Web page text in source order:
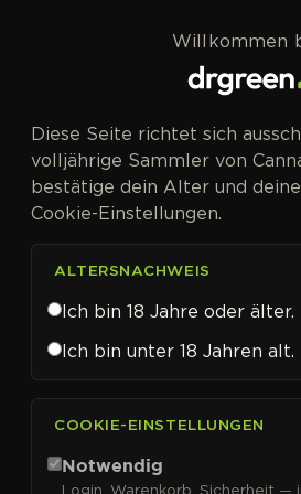
Mephisto
Willkommen
Diese Seite richtet sich
volljährige Sammler von
bestätige dein Alter und
Cookie-Einstellungen.
ALTERSNACHWEIS
Ich bin 18 Jahre oder älter.
Ich bin unter 18 Jahren alt.
COOKIE-EINSTELLUNGEN
Notwendig
Login, Warenkorb, Sicherheit —